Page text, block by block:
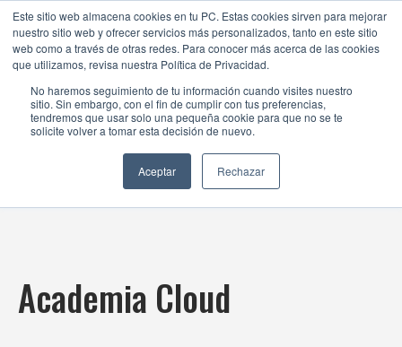
Este sitio web almacena cookies en tu PC. Estas cookies sirven para mejorar
nuestro sitio web y ofrecer servicios más personalizados, tanto en este sitio
web como a través de otras redes. Para conocer más acerca de las cookies
que utilizamos, revisa nuestra Política de Privacidad.
No haremos seguimiento de tu información cuando visites nuestro
sitio. Sin embargo, con el fin de cumplir con tus preferencias,
tendremos que usar solo una pequeña cookie para que no se te
solicite volver a tomar esta decisión de nuevo.
Aceptar Rechazar
NEXSYS CONNECT
ACADEMY
Academia Cloud